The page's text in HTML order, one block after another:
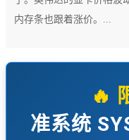
内存条也跟着涨价。...
🔥
准系统